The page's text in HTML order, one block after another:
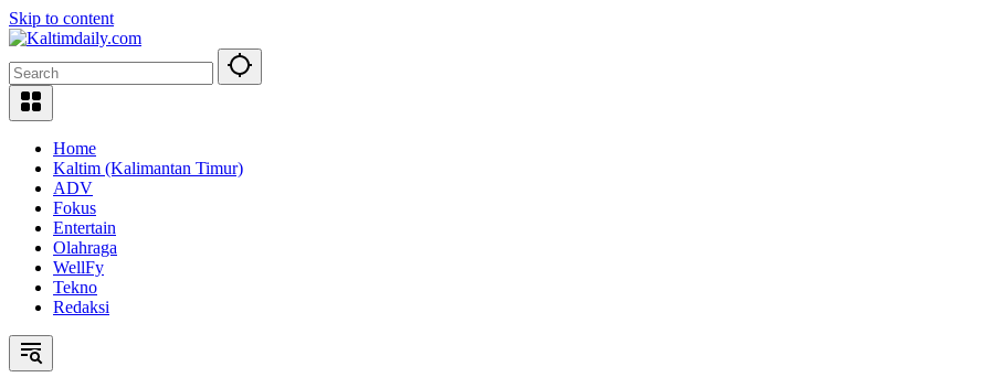
Skip to content
Home
Kaltim (Kalimantan Timur)
ADV
Fokus
Entertain
Olahraga
WellFy
Tekno
Redaksi